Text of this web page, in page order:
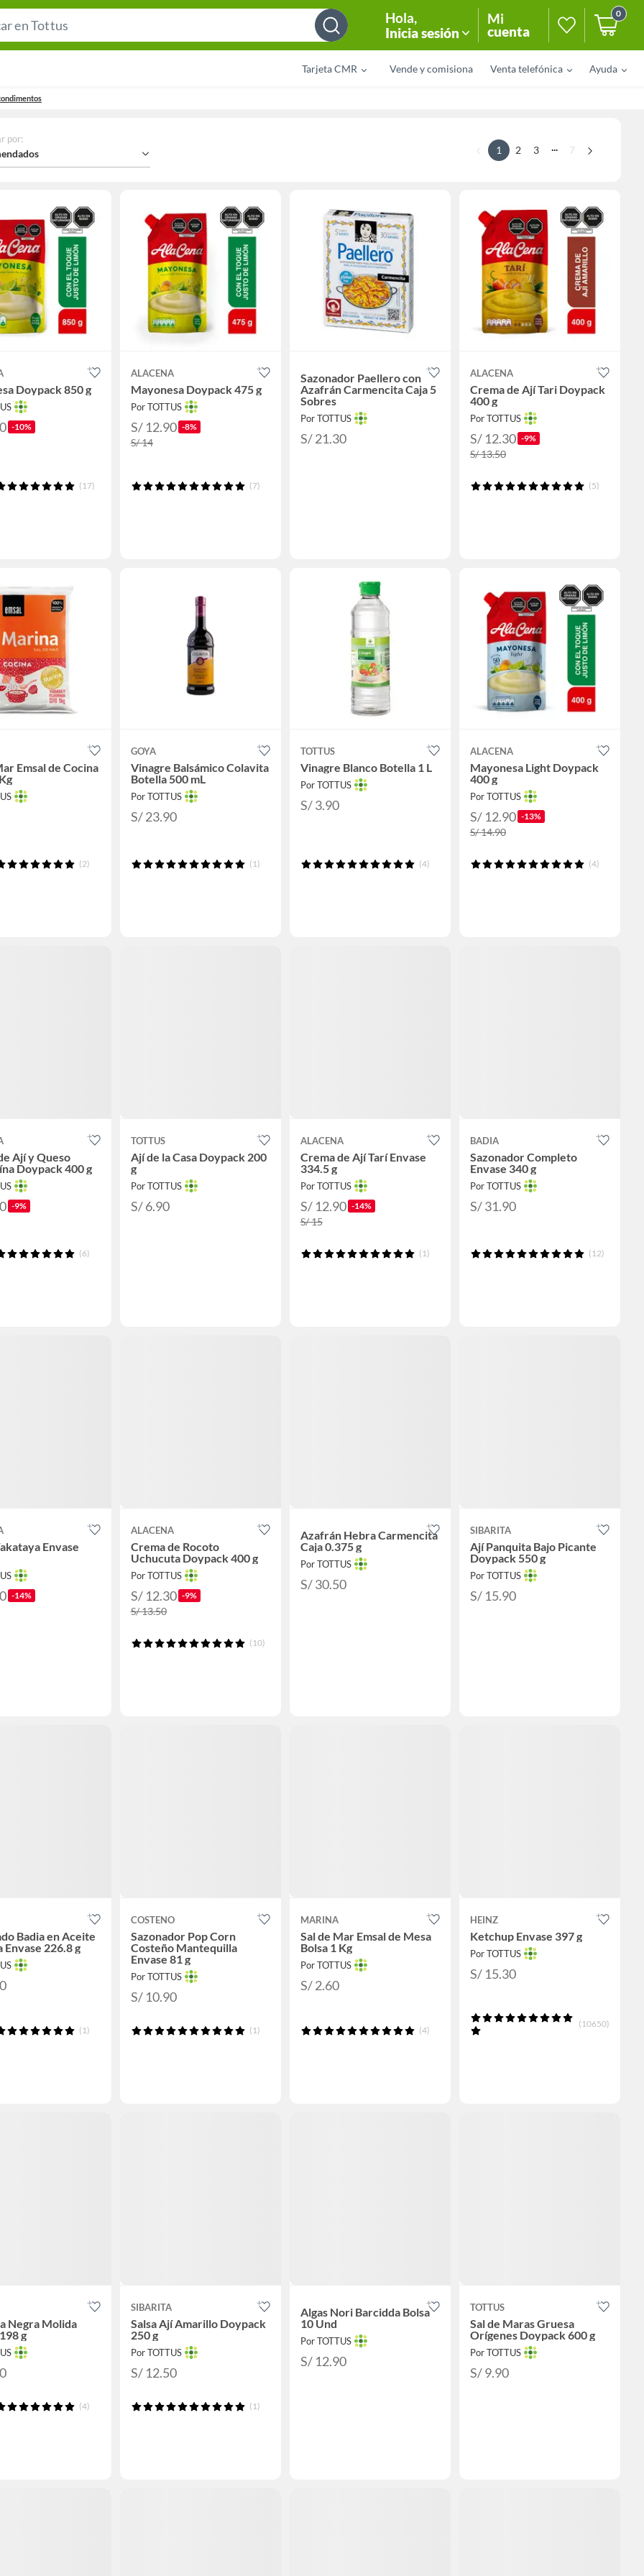
Bar
Hola,
Inicia sesión
Mi
cuenta
0
Tarjeta CMR Vende y comisiona Venta telefónica Ayuda
por:
1 2 3 ... 7
Doypack 850 g
-10%
(17)
ALACENA
Mayonesa Doypack 475 g
Por TOTTUS
S/ 12.90 -8%
S/ 14
(7)
Sazonador Paellero con
Azafrán Carmencita Caja 5
Sobres
Por TOTTUS
S/ 21.30
ALACENA
Crema de Ají Tari Doypack
400 g
Por TOTTUS
S/ 12.30 -9%
S/ 13.50
(5)
Emsal de Cocina
(2)
GOYA
Vinagre Balsámico Colavita
Botella 500 mL
Por TOTTUS
S/ 23.90
(1)
TOTTUS
Vinagre Blanco Botella 1 L
Por TOTTUS
S/ 3.90
(4)
ALACENA
Mayonesa Light Doypack
400 g
Por TOTTUS
S/ 12.90 -13%
S/ 14.90
(4)
Ají y Queso
Doypack 400 g
-9%
(6)
TOTTUS
Ají de la Casa Doypack 200
g
Por TOTTUS
S/ 6.90
ALACENA
Crema de Ají Tarí Envase
334.5 g
Por TOTTUS
S/ 12.90 -14%
S/ 15
(1)
BADIA
Sazonador Completo
Envase 340 g
Por TOTTUS
S/ 31.90
(12)
Envase
-14%
ALACENA
Crema de Rocoto
Uchucuta Doypack 400 g
Por TOTTUS
S/ 12.30 -9%
S/ 13.50
(10)
Azafrán Hebra Carmencita
Caja 0.375 g
Por TOTTUS
S/ 30.50
SIBARITA
Ají Panquita Bajo Picante
Doypack 550 g
Por TOTTUS
S/ 15.90
Badia en Aceite
Envase 226.8 g
(1)
COSTENO
Sazonador Pop Corn
Costeño Mantequilla
Envase 81 g
Por TOTTUS
S/ 10.90
(1)
MARINA
Sal de Mar Emsal de Mesa
Bolsa 1 Kg
Por TOTTUS
S/ 2.60
(4)
HEINZ
Ketchup Envase 397 g
Por TOTTUS
S/ 15.30
(10650)
Negra Molida
g
(4)
SIBARITA
Salsa Ají Amarillo Doypack
250 g
Por TOTTUS
S/ 12.50
(1)
Algas Nori Barcidda Bolsa
10 Und
Por TOTTUS
S/ 12.90
TOTTUS
Sal de Maras Gruesa
Orígenes Doypack 600 g
Por TOTTUS
S/ 9.90